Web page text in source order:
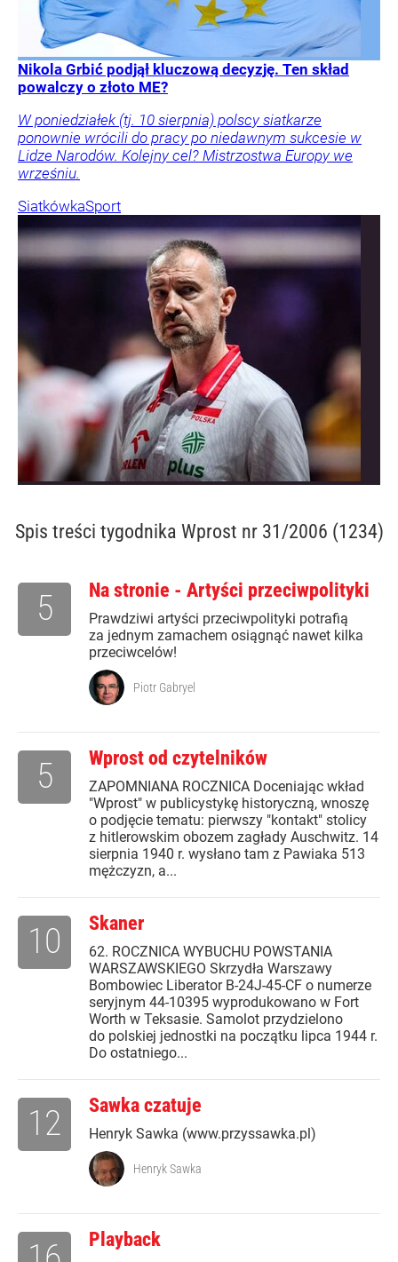
Nikola Grbić podjął kluczową decyzję. Ten skład
powalczy o złoto ME?
W poniedziałek (tj. 10 sierpnia) polscy siatkarze
ponownie wrócili do pracy po niedawnym sukcesie w
Lidze Narodów. Kolejny cel? Mistrzostwa Europy we
wrześniu.
SiatkówkaSport
Spis treści tygodnika Wprost nr 31/2006 (1234)
Na stronie - Artyści przeciwpolityki
Prawdziwi artyści przeciwpolityki potrafią
za jednym zamachem osiągnąć nawet kilka
przeciwcelów!
5
Piotr Gabryel
Wprost od czytelników
ZAPOMNIANA ROCZNICA Doceniając wkład
"Wprost" w publicystykę historyczną, wnoszę
o podjęcie tematu: pierwszy "kontakt" stolicy
z hitlerowskim obozem zagłady Auschwitz. 14
sierpnia 1940 r. wysłano tam z Pawiaka 513
mężczyzn, a...
5
Skaner
62. ROCZNICA WYBUCHU POWSTANIA
WARSZAWSKIEGO Skrzydła Warszawy
Bombowiec Liberator B-24J-45-CF o numerze
seryjnym 44-10395 wyprodukowano w Fort
Worth w Teksasie. Samolot przydzielono
do polskiej jednostki na początku lipca 1944 r.
Do ostatniego...
10
Sawka czatuje
Henryk Sawka (www.przyssawka.pl)
12
Henryk Sawka
Playback